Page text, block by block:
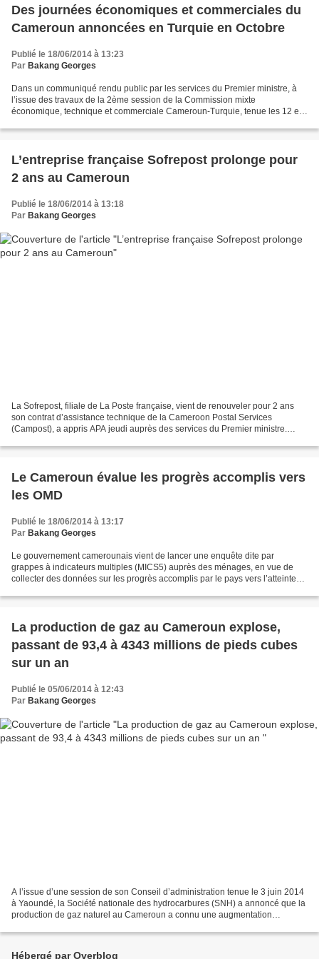
Des journées économiques et commerciales du
Cameroun annoncées en Turquie en Octobre
Publié le 18/06/2014 à 13:23
Par Bakang Georges
Dans un communiqué rendu public par les services du Premier ministre, à
l’issue des travaux de la 2ème session de la Commission mixte
économique, technique et commerciale Cameroun-Turquie, tenue les 12 et
L’entreprise française Sofrepost prolonge pour
2 ans au Cameroun
Publié le 18/06/2014 à 13:18
Par Bakang Georges
La Sofrepost, filiale de La Poste française, vient de renouveler pour 2 ans
son contrat d’assistance technique de la Cameroon Postal Services
(Campost), a appris APA jeudi auprès des services du Premier ministre.
Le Cameroun évalue les progrès accomplis vers
les OMD
Publié le 18/06/2014 à 13:17
Par Bakang Georges
Le gouvernement camerounais vient de lancer une enquête dite par
grappes à indicateurs multiples (MICS5) auprès des ménages, en vue de
collecter des données sur les progrès accomplis par le pays vers l’atteinte
La production de gaz au Cameroun explose,
passant de 93,4 à 4343 millions de pieds cubes
sur un an
Publié le 05/06/2014 à 12:43
Par Bakang Georges
A l’issue d’une session de son Conseil d’administration tenue le 3 juin 2014
à Yaoundé, la Société nationale des hydrocarbures (SNH) a annoncé que la
production de gaz naturel au Cameroun a connu une augmentation
Hébergé par Overblog